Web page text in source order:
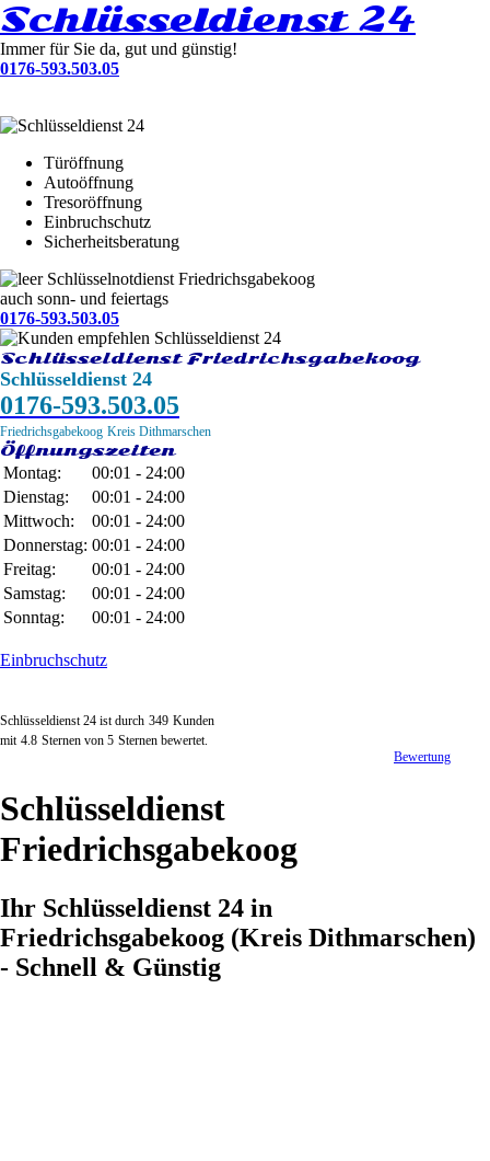
Schlüsseldienst 24
Immer für Sie da, gut und günstig!
0176-593.503.05
Türöffnung
Autoöffnung
Tresoröffnung
Einbruchschutz
Sicherheitsberatung
Schlüsselnotdienst Friedrichsgabekoog
auch sonn- und feiertags
0176-593.503.05
Schlüsseldienst Friedrichsgabekoog
Schlüsseldienst 24
0176-593.503.05
Friedrichsgabekoog Kreis Dithmarschen
Öffnungszeiten
Montag:
00:01 - 24:00
Dienstag:
00:01 - 24:00
Mittwoch:
00:01 - 24:00
Donnerstag: 00:01 - 24:00
Freitag:
00:01 - 24:00
Samstag:
00:01 - 24:00
Sonntag:
00:01 - 24:00
Einbruchschutz
Schlüsseldienst 24 ist durch 349 Kunden
mit 4.8 Sternen von 5 Sternen bewertet.
Bewertung
Schlüsseldienst
Friedrichsgabekoog
Ihr Schlüsseldienst 24 in
Friedrichsgabekoog (Kreis Dithmarschen)
- Schnell & Günstig